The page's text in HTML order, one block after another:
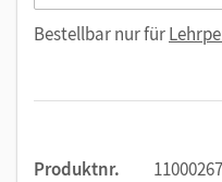
Bestellbar nur für
Produktnr.